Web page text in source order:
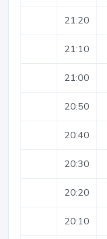
21:20
21:10
21:00
20:50
20:40
20:30
20:20
20:10